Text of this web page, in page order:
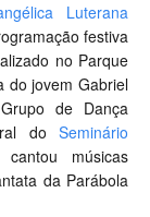
Luterana
festiva
no Parque
do jovem Gabriel
de Dança
do Seminário
músicas
da Parábola